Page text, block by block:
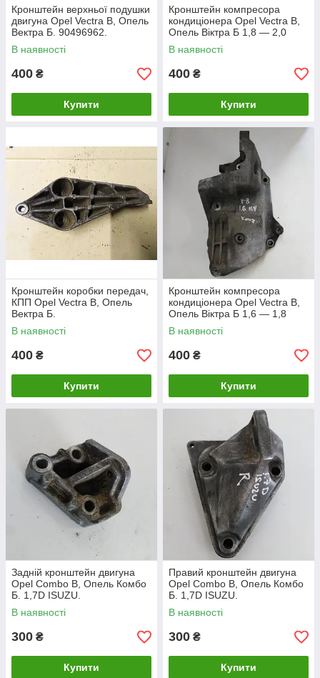
Кронштейн верхньої подушки
двигуна Opel Vectra B, Опель
Вектра Б. 90496962.
В наявності
400 ₴
Купити
Кронштейн компресора
кондиціонера Opel Vectra B,
Опель Віктра Б 1,8 — 2,0
16V. 90528680.
В наявності
400 ₴
Купити
Кронштейн коробки передач,
КПП Opel Vectra B, Опель
Вектра Б.
В наявності
400 ₴
Купити
Кронштейн компресора
кондиціонера Opel Vectra B,
Опель Віктра Б 1,6 — 1,8
16V. 90502770.
В наявності
400 ₴
Купити
Задній кронштейн двигуна
Opel Combo B, Опель Комбо
Б. 1,7D ISUZU.
В наявності
300 ₴
Купити
Правий кронштейн двигуна
Opel Combo B, Опель Комбо
Б. 1,7D ISUZU.
В наявності
300 ₴
Купити